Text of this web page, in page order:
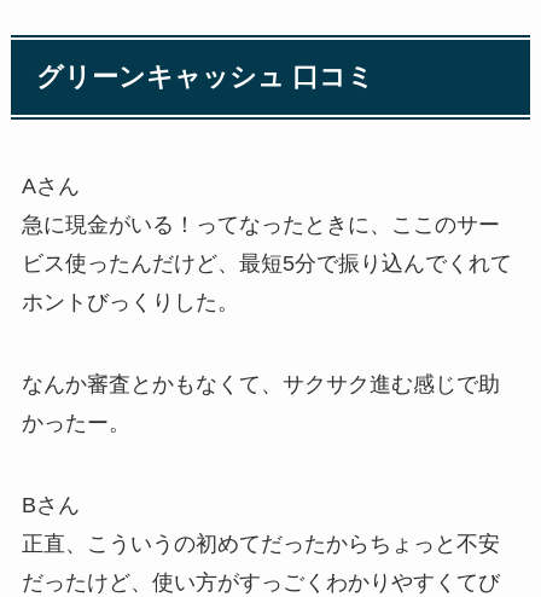
グリーンキャッシュ 口コミ
Aさん
急に現金がいる！ってなったときに、ここのサー
ビス使ったんだけど、最短5分で振り込んでくれて
ホントびっくりした。
なんか審査とかもなくて、サクサク進む感じで助
かったー。
Bさん
正直、こういうの初めてだったからちょっと不安
だったけど、使い方がすっごくわかりやすくてび